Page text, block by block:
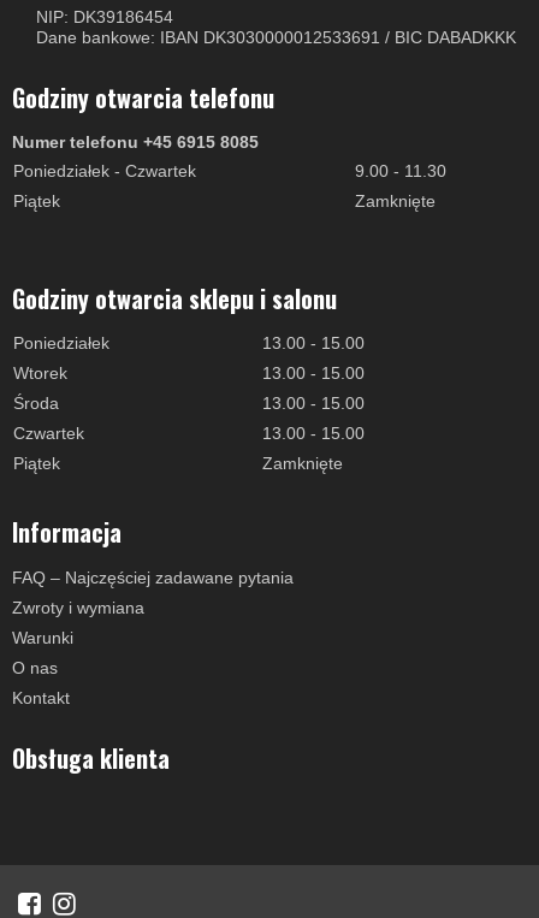
NIP: DK39186454
Dane bankowe: IBAN DK3030000012533691 / BIC DABADKKK
Godziny otwarcia telefonu
Numer telefonu +45 6915 8085
Poniedziałek - Czwartek
9.00 - 11.30
Piątek
Zamknięte
Godziny otwarcia sklepu i salonu
Poniedziałek
13.00 - 15.00
Wtorek
13.00 - 15.00
Środa
13.00 - 15.00
Czwartek
13.00 - 15.00
Piątek
Zamknięte
Informacja
FAQ – Najczęściej zadawane pytania
Zwroty i wymiana
Warunki
O nas
Kontakt
Obsługa klienta